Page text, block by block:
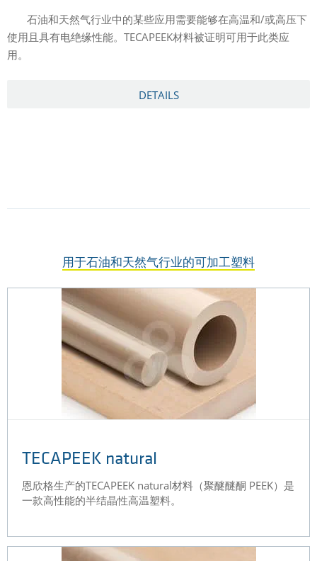
石油和天然气行业中的某些应用需要能够在高温和/或高压下
使用且具有电绝缘性能。TECAPEEK材料被证明可用于此类应
用。
DETAILS
用于石油和天然气行业的可加工塑料
TECAPEEK natural
恩欣格生产的TECAPEEK natural材料（聚醚醚酮 PEEK）是
一款高性能的半结晶性高温塑料。